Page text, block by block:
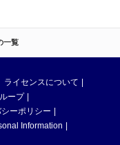
一覧
ライセンスについて
ープ
ーポリシー
Information